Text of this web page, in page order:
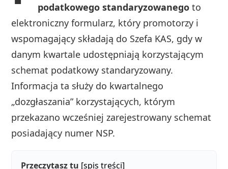
podatkowego standaryzowanego to
elektroniczny formularz, który promotorzy i
wspomagający składają do Szefa KAS, gdy w
danym kwartale udostępniają korzystającym
schemat podatkowy standaryzowany.
Informacja ta służy do kwartalnego
„dozgłaszania” korzystających, którym
przekazano wcześniej zarejestrowany schemat
posiadający numer NSP.
Przeczytasz tu [spis treści]